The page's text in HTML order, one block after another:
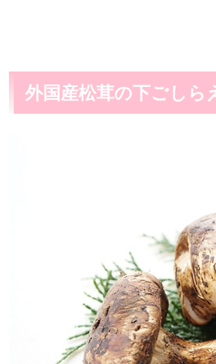
外国産松茸の下ごしら